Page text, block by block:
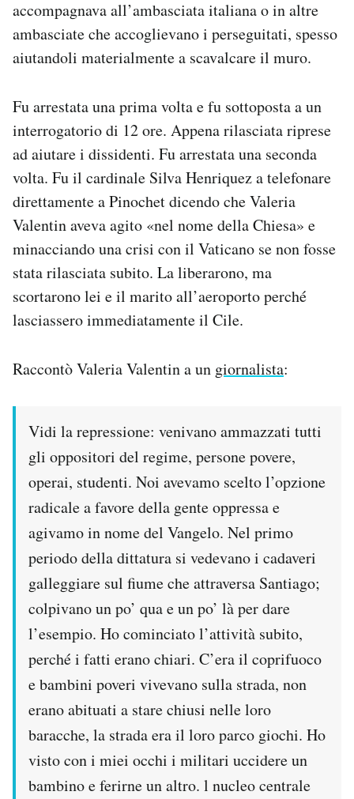
accompagnava all’ambasciata italiana o in altre
ambasciate che accoglievano i perseguitati, spesso
aiutandoli materialmente a scavalcare il muro.
Fu arrestata una prima volta e fu sottoposta a un
interrogatorio di 12 ore. Appena rilasciata riprese
ad aiutare i dissidenti. Fu arrestata una seconda
volta. Fu il cardinale Silva Henriquez a telefonare
direttamente a Pinochet dicendo che Valeria
Valentin aveva agito «nel nome della Chiesa» e
minacciando una crisi con il Vaticano se non fosse
stata rilasciata subito. La liberarono, ma
scortarono lei e il marito all’aeroporto perché
lasciassero immediatamente il Cile.
Raccontò Valeria Valentin a un giornalista:
Vidi la repressione: venivano ammazzati tutti
gli oppositori del regime, persone povere,
operai, studenti. Noi avevamo scelto l’opzione
radicale a favore della gente oppressa e
agivamo in nome del Vangelo. Nel primo
periodo della dittatura si vedevano i cadaveri
galleggiare sul fiume che attraversa Santiago;
colpivano un po’ qua e un po’ là per dare
l’esempio. Ho cominciato l’attività subito,
perché i fatti erano chiari. C’era il coprifuoco
e bambini poveri vivevano sulla strada, non
erano abituati a stare chiusi nelle loro
baracche, la strada era il loro parco giochi. Ho
visto con i miei occhi i militari uccidere un
bambino e ferirne un altro. l nucleo centrale